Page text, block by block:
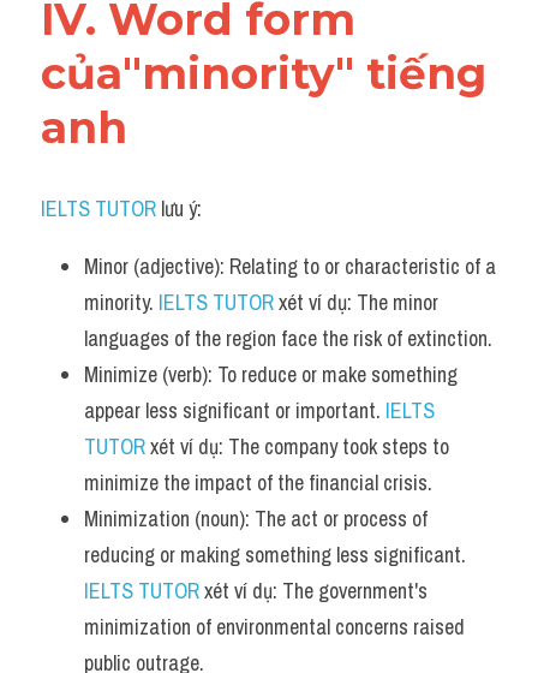
IV. Word form
của"minority" tiếng
anh
IELTS TUTOR lưu ý:
Minor (adjective): Relating to or characteristic of a
minority. IELTS TUTOR xét ví dụ: The minor
languages of the region face the risk of extinction.
Minimize (verb): To reduce or make something
appear less significant or important. IELTS
TUTOR xét ví dụ: The company took steps to
minimize the impact of the financial crisis.
Minimization (noun): The act or process of
IELTS TUTOR xét ví dụ: The government's
minimization of environmental concerns raised
public outrage.